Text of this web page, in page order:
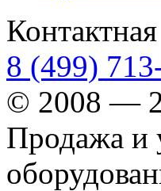
8 (499)
© 2008 —
Продажа и